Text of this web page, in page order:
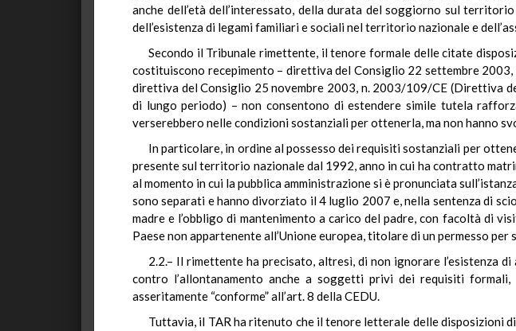
anche dell’età dell’interessato, della durata del soggiorno sul
dell’esistenza di legami familiari e sociali nel territorio nazionale e
Secondo il Tribunale rimettente, il tenore formale delle citate
costituiscono recepimento – direttiva del Consiglio 22 settembre
direttiva del Consiglio 25 novembre 2003, n. 2003/109/CE (Direttiva
di lungo periodo) – non consentono di estendere simile tutela
verserebbero nelle condizioni sostanziali per ottenerla, ma non hanno
In particolare, in ordine al possesso dei requisiti sostanziali per
presente sul territorio nazionale dal 1992, anno in cui ha contratto
al momento in cui la pubblica amministrazione si è pronunciata
sono separati e hanno divorziato il 4 luglio 2007 e, nella sentenza di
madre e l’obbligo di mantenimento a carico del padre, con facoltà di
Paese non appartenente all’Unione europea, titolare di un permesso
2.2.– Il rimettente ha precisato, altresì, di non ignorare l’esistenza
contro l’allontanamento anche a soggetti privi dei requisiti
asseritamente “conforme” all’art. 8 della CEDU.
Tuttavia, il TAR ha ritenuto che il tenore letterale delle disposizioni